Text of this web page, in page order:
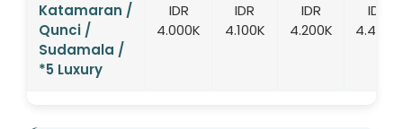
Katamaran /
Qunci /
Sudamala /
*5 Luxury
IDR
4.000K
IDR
4.100K
IDR
4.200K
IDR
4.400K